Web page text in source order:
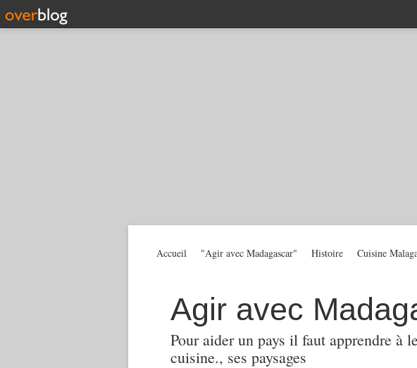
Agir avec
Pour aider un pays il faut apprendre à
cuisine., ses paysages
Accueil "Agir avec Madagascar" Histoire Cuisine